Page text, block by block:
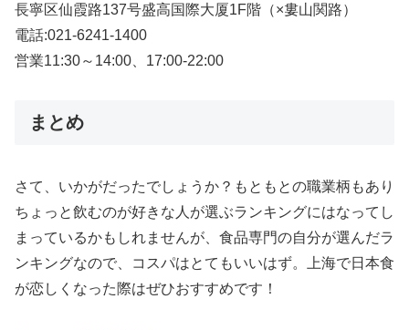
長寧区仙霞路137号盛高国際大厦1F階（×婁山関路）
電話:021-6241-1400
営業11:30～14:00、17:00-22:00
まとめ
さて、いかがだったでしょうか？もともとの職業柄もあり
ちょっと飲むのが好きな人が選ぶランキングにはなってし
まっているかもしれませんが、食品専門の自分が選んだラ
ンキングなので、コスパはとてもいいはず。上海で日本食
が恋しくなった際はぜひおすすめです！